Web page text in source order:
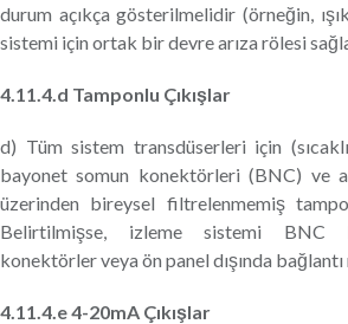
durum açıkça gösterilmelidir (örneğin,
sistemi için ortak bir devre arıza rölesi
4.11.4.d Tamponlu Çıkışlar
d) Tüm sistem transdüserleri için
bayonet somun konektörleri (BNC) ve
üzerinden bireysel filtrelenmemiş
Belirtilmişse, izleme sistemi BNC
konektörler veya ön panel dışında
4.11.4.e 4-20mA Çıkışlar